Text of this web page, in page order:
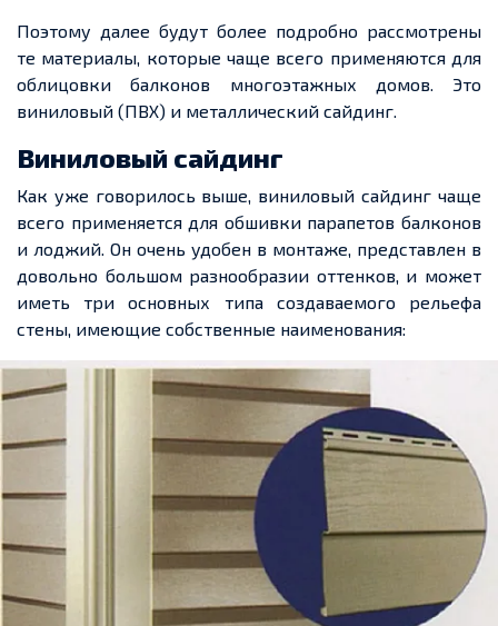
Поэтому далее будут более подробно рассмотрены
те материалы, которые чаще всего применяются для
облицовки балконов многоэтажных домов. Это
виниловый (ПВХ) и металлический сайдинг.
Виниловый сайдинг
Как уже говорилось выше, виниловый сайдинг чаще
всего применяется для обшивки парапетов балконов
и лоджий. Он очень удобен в монтаже, представлен в
довольно большом разнообразии оттенков, и может
иметь три основных типа создаваемого рельефа
стены, имеющие собственные наименования: